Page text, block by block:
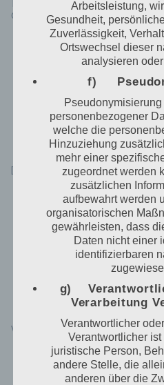
die interne Verwendung
Verantwortlichen und für
und gespeichert. Der
Verantwortliche kann die
mehrere
Paketdienstleister,
personenbezogenen
für eine interne
Verarbeitung
Durch eine Registrierung
die Verarbeitung
vom Internet-Service-
Person vergebene IP-
Uhrzeit der
Speicherung dieser
Hintergrund, dass nur so
Dienste verhindert werden
Bedarfsfall ermöglichen,
aufzuklären. Insofern ist
Daten zur Absicherung
Verantwortlichen
Daten an Dritte erfolgt
keine gesetzliche Pflicht
die Weitergabe der
Arbeitsleistung,
Gesundheit,
Zuverlässigkeit,
Ortswechsel dieser
analysieren
f)
personenbezogener
welche die
Hinzuziehung
mehr einer
zugeordnet werden
zusätzlichen
aufbewahrt werden
organisatorischen
gewährleisten, dass
Daten nicht einer
identifizierbaren
g)
Verarbeitung
Verantwortlicher
Verantwortlicher
juristische Person,
andere Stelle, die
anderen über die